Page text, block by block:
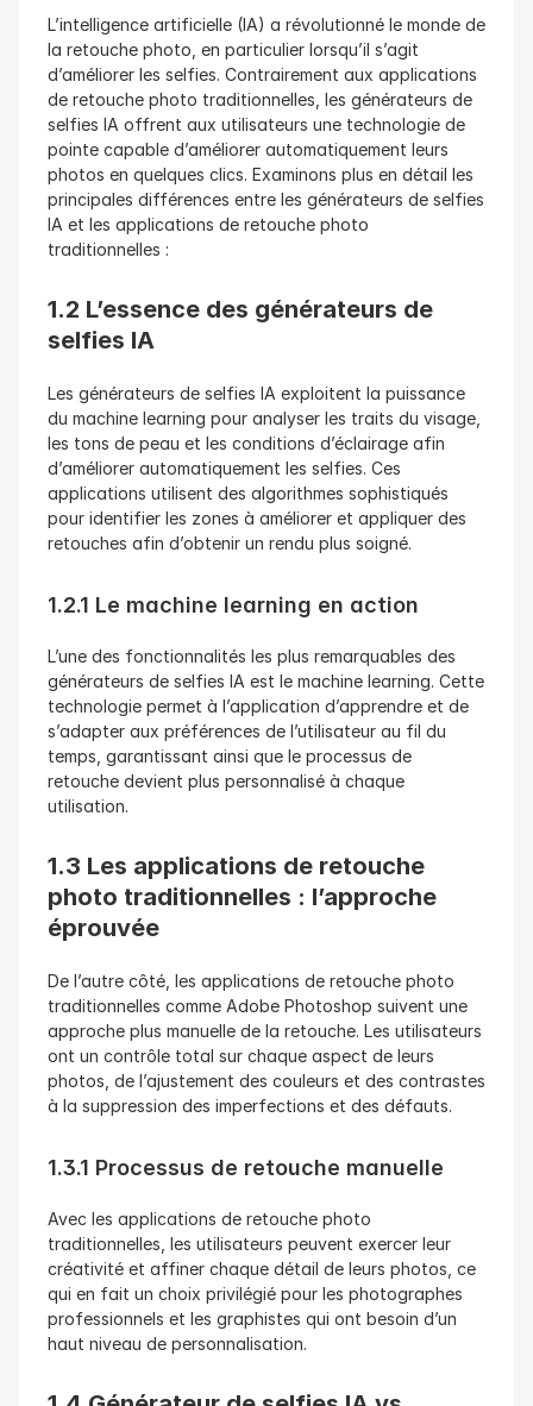
L’intelligence artificielle (IA) a révolutionné le monde de
la retouche photo, en particulier lorsqu’il s’agit
d’améliorer les selfies. Contrairement aux applications
de retouche photo traditionnelles, les générateurs de
selfies IA offrent aux utilisateurs une technologie de
pointe capable d’améliorer automatiquement leurs
photos en quelques clics. Examinons plus en détail les
principales différences entre les générateurs de selfies
IA et les applications de retouche photo
traditionnelles :
1.2 L’essence des générateurs de
selfies IA
Les générateurs de selfies IA exploitent la puissance
du machine learning pour analyser les traits du visage,
les tons de peau et les conditions d’éclairage afin
d’améliorer automatiquement les selfies. Ces
applications utilisent des algorithmes sophistiqués
pour identifier les zones à améliorer et appliquer des
retouches afin d’obtenir un rendu plus soigné.
1.2.1 Le machine learning en action
L’une des fonctionnalités les plus remarquables des
générateurs de selfies IA est le machine learning. Cette
technologie permet à l’application d’apprendre et de
s’adapter aux préférences de l’utilisateur au fil du
temps, garantissant ainsi que le processus de
retouche devient plus personnalisé à chaque
utilisation.
1.3 Les applications de retouche
photo traditionnelles : l’approche
éprouvée
De l’autre côté, les applications de retouche photo
traditionnelles comme Adobe Photoshop suivent une
approche plus manuelle de la retouche. Les utilisateurs
ont un contrôle total sur chaque aspect de leurs
photos, de l’ajustement des couleurs et des contrastes
à la suppression des imperfections et des défauts.
1.3.1 Processus de retouche manuelle
Avec les applications de retouche photo
traditionnelles, les utilisateurs peuvent exercer leur
créativité et affiner chaque détail de leurs photos, ce
qui en fait un choix privilégié pour les photographes
professionnels et les graphistes qui ont besoin d’un
haut niveau de personnalisation.